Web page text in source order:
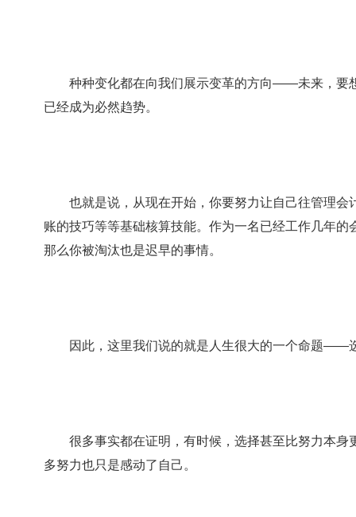
种种变化都在向我们展示变革的方向——未来，要想
已经成为必然趋势。
也就是说，从现在开始，你要努力让自己往管理会
账的技巧等等基础核算技能。作为一名已经工作几年
那么你被淘汰也是迟早的事情。
因此，这里我们说的就是人生很大的一个命题——
很多事实都在证明，有时候，选择甚至比努力本身
多努力也只是感动了自己。